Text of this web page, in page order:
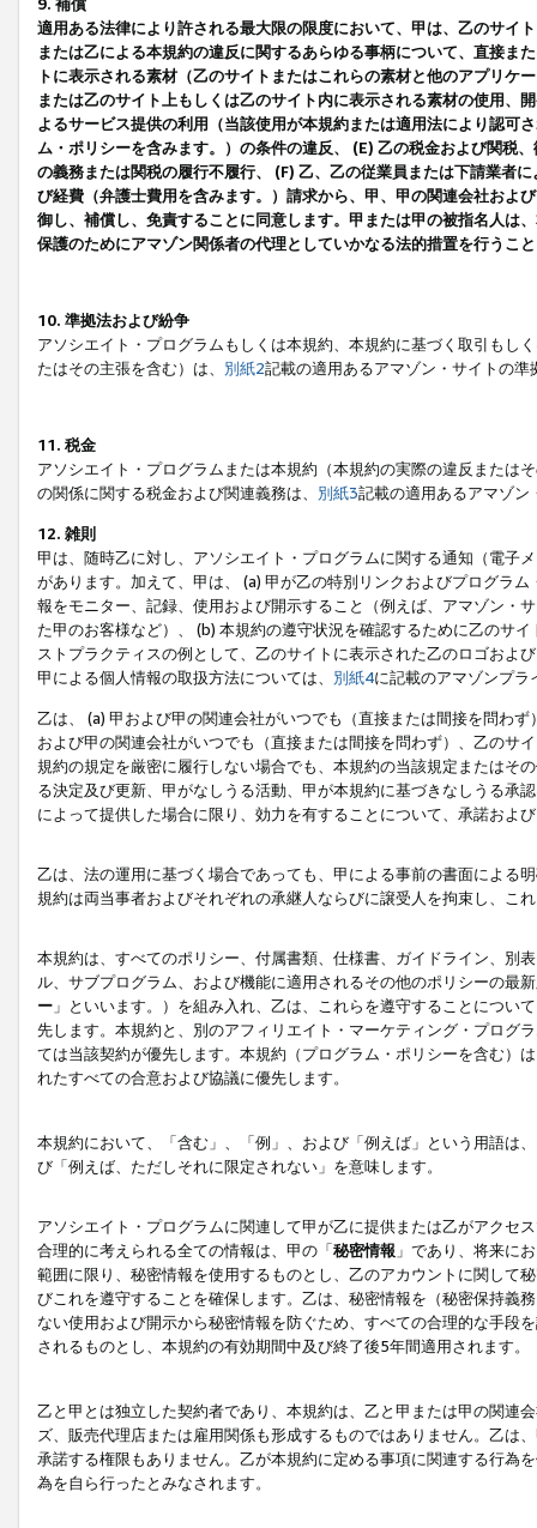
9. 補償
適用ある法律により許される最大限の限度において、甲は、乙のサイ
または乙による本規約の違反に関するあらゆる事柄について、直接ま
トに表示される素材（乙のサイトまたはこれらの素材と他のアプリ
または乙のサイト上もしくは乙のサイト内に表示される素材の使用、
よるサービス提供の利用（当該使用が本規約または適用法により認可
ム・ポリシーを含みます。）の条件の違反、 (E) 乙の税金および関税
の義務または関税の履行不履行、 (F) 乙、乙の従業員または下請業者
び経費（弁護士費用を含みます。）請求から、甲、甲の関連会社およ
御し、補償し、免責することに同意します。甲または甲の被指名人は
保護のためにアマゾン関係者の代理としていかなる法的措置を行うこ
10. 準拠法および紛争
アソシエイト・プログラムもしくは本規約、本規約に基づく取引もし
たはその主張を含む）は、 別紙2記載の適用あるアマゾン・サイトの
11. 税金
アソシエイト・プログラムまたは本規約（本規約の実際の違反または
の関係に関する税金および関連義務は、 別紙3記載の適用あるアマゾン
12. 雑則
甲は、随時乙に対し、アソシエイト・プログラムに関する通知（電子
があります。加えて、甲は、 (a) 甲が乙の特別リンクおよびプログラ
報をモニター、記録、使用および開示すること（例えば、アマゾン・
た甲のお客様など）、 (b) 本規約の遵守状況を確認するために乙のサ
ストプラクティスの例として、乙のサイトに表示された乙のロゴおよ
甲による個人情報の取扱方法については、 別紙4に記載のアマゾンプ
乙は、 (a) 甲および甲の関連会社がいつでも（直接または間接を問わ
および甲の関連会社がいつでも（直接または間接を問わず）、乙のサ
規約の規定を厳密に履行しない場合でも、本規約の当該規定またはそ
る決定及び更新、甲がなしうる活動、甲が本規約に基づきなしうる承
によって提供した場合に限り、効力を有することについて、承諾およ
乙は、法の運用に基づく場合であっても、甲による事前の書面による
規約は両当事者およびそれぞれの承継人ならびに譲受人を拘束し、こ
本規約は、すべてのポリシー、付属書類、仕様書、ガイドライン、別
ル、サブプログラム、および機能に適用されるその他のポリシーの最
ー 」といいます。）を組み入れ、乙は、これらを遵守することにつ
先します。本規約と、別のアフィリエイト・マーケティング・プログ
ては当該契約が優先します。本規約（プログラム・ポリシーを含む）
れたすべての合意および協議に優先します。
本規約において、「含む」、「例」、および「例えば」という用語は
び「例えば、ただしそれに限定されない」を意味します。
アソシエイト・プログラムに関連して甲が乙に提供または乙がアクセ
合理的に考えられる全ての情報は、甲の「秘密情報 」であり、将来に
範囲に限り、秘密情報を使用するものとし、乙のアカウントに関して
びこれを遵守することを確保します。乙は、秘密情報を（秘密保持義
ない使用および開示から秘密情報を防ぐため、すべての合理的な手段
されるものとし、本規約の有効期間中及び終了後5年間適用されます。
乙と甲とは独立した契約者であり、本規約は、乙と甲または甲の関連
ズ、販売代理店または雇用関係も形成するものではありません。乙は
承諾する権限もありません。乙が本規約に定める事項に関連する行為
為を自ら行ったとみなされます。